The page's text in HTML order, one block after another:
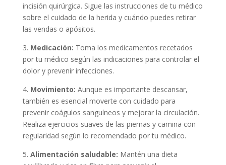
incisión quirúrgica. Sigue las instrucciones de tu médico
sobre el cuidado de la herida y cuándo puedes retirar
las vendas o apósitos.
3. Medicación: Toma los medicamentos recetados
por tu médico según las indicaciones para controlar el
dolor y prevenir infecciones.
4. Movimiento: Aunque es importante descansar,
también es esencial moverte con cuidado para
prevenir coágulos sanguíneos y mejorar la circulación.
Realiza ejercicios suaves de las piernas y camina con
regularidad según lo recomendado por tu médico.
5. Alimentación saludable: Mantén una dieta